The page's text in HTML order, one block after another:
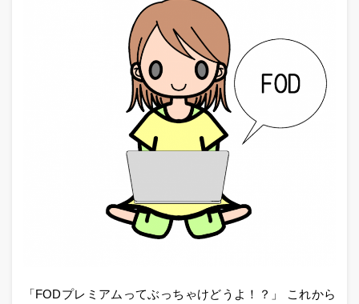
「FODプレミアムってぶっちゃけどうよ！？」 これから